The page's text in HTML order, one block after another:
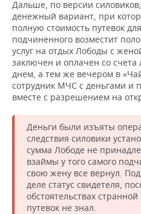
Дальше, по версии
денежный вариант, при
полную стоимость путевок
подчиненного возместит
услуг на отдых Лободы с
заключен и оплачен со счета
днем, а тем же вечером в
сотрудник МЧС с деньгами и
вместе с разрешением на
Деньги были изъяты
следствия силовики
сумма Лободе не
взаймы у того самого
свою жену все вернул.
деле статус свидетеля,
обстоятельствах
путевок не знал.